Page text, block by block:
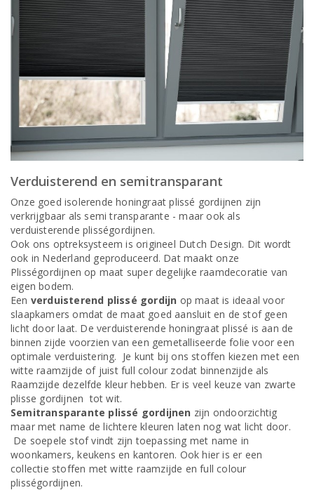
Verduisterend en semitransparant
Onze goed isolerende honingraat plissé gordijnen zijn
verkrijgbaar als semi transparante - maar ook als
verduisterende plisségordijnen.
Ook ons optreksysteem is origineel Dutch Design. Dit wordt
ook in Nederland geproduceerd. Dat maakt onze
Plisségordijnen op maat super degelijke raamdecoratie van
eigen bodem.
Een verduisterend plissé gordijn op maat is ideaal voor
slaapkamers omdat de maat goed aansluit en de stof geen
licht door laat. De verduisterende honingraat plissé is aan de
binnen zijde voorzien van een gemetalliseerde folie voor een
optimale verduistering. Je kunt bij ons stoffen kiezen met een
witte raamzijde of juist full colour zodat binnenzijde als
Raamzijde dezelfde kleur hebben. Er is veel keuze van zwarte
plisse gordijnen tot wit.
Semitransparante plissé gordijnen zijn ondoorzichtig
maar met name de lichtere kleuren laten nog wat licht door.
De soepele stof vindt zijn toepassing met name in
woonkamers, keukens en kantoren. Ook hier is er een
collectie stoffen met witte raamzijde en full colour
plisségordijnen.